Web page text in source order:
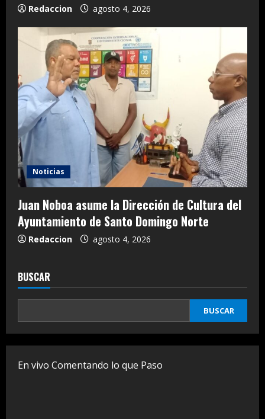
Redaccion agosto 4, 2026
Noticias
Juan Noboa asume la Dirección de Cultura del
Ayuntamiento de Santo Domingo Norte
Redaccion agosto 4, 2026
BUSCAR
BUSCAR
En vivo Comentando lo que Paso